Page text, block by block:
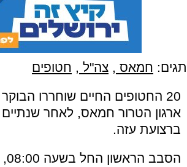
תגים: חמאס , צה"ל , חטופים
20 החטופים החיים שוחררו
ארגון הטרור חמאס, לאחר
ברצועת עזה.